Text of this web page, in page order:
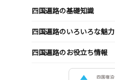
四国遍路の基礎知識
四国遍路のいろいろな魅力
四国遍路のお役立ち情報